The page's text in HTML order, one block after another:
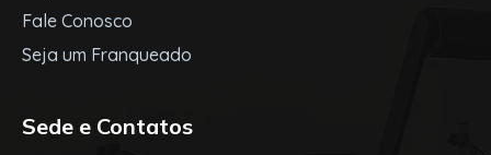
Fale Conosco
Seja um Franqueado
Sede e Contatos